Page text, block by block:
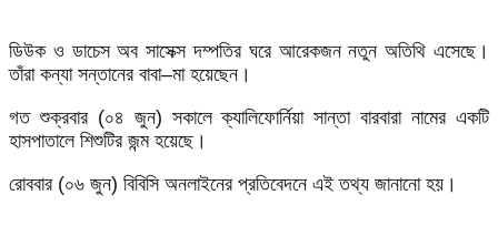
ডিউক ও ডাচেস অব সাসেক্স দম্পতির ঘরে আরেকজন নতুন অতিথি এসেছে।
তাঁরা কন্যা সন্তানের বাবা–মা হয়েছেন।
গত শুক্রবার (০৪ জুন) সকালে ক্যালিফোর্নিয়া সান্তা বারবারা নামের একটি
হাসপাতালে শিশুটির জন্ম হয়েছে।
রোববার (০৬ জুন) বিবিসি অনলাইনের প্রতিবেদনে এই তথ্য জানানো হয়।